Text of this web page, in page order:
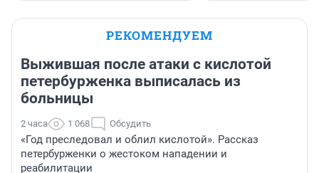
РЕКОМЕНДУЕМ
Выжившая после атаки с кислотой
петербурженка выписалась из
больницы
2 часа 1 068 Обсудить
«Год преследовал и облил кислотой». Рассказ
петербурженки о жестоком нападении и
реабилитации